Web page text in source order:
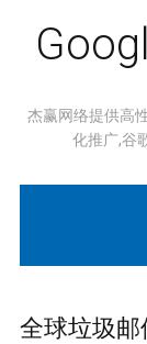
杰赢网络提供高
化推广,谷
全球垃圾